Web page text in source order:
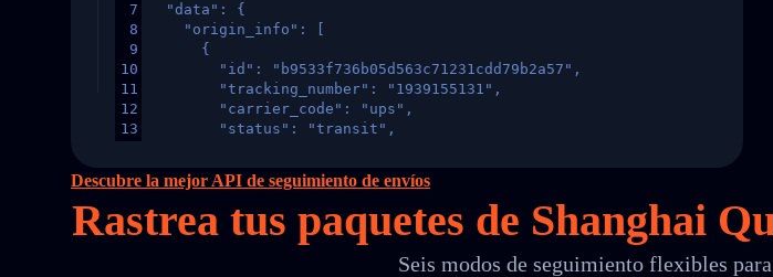
7
8
9
10
11
12
13
16
18
  "data": {
    "origin_info": [
      {
        "id": "b9533f736b05d563c71231cdd79b2a57",
        "tracking_number": "1939155131",
        "carrier_code": "ups",
        "status": "transit",
        "itemTimeLength": 2,
        "weblink": "",
        "phone": null,
        "trackinfo": [
Descubre la mejor API de seguimiento de envíos
Rastrea tus paquetes de Shanghai
Seis modos de seguimiento flexibles